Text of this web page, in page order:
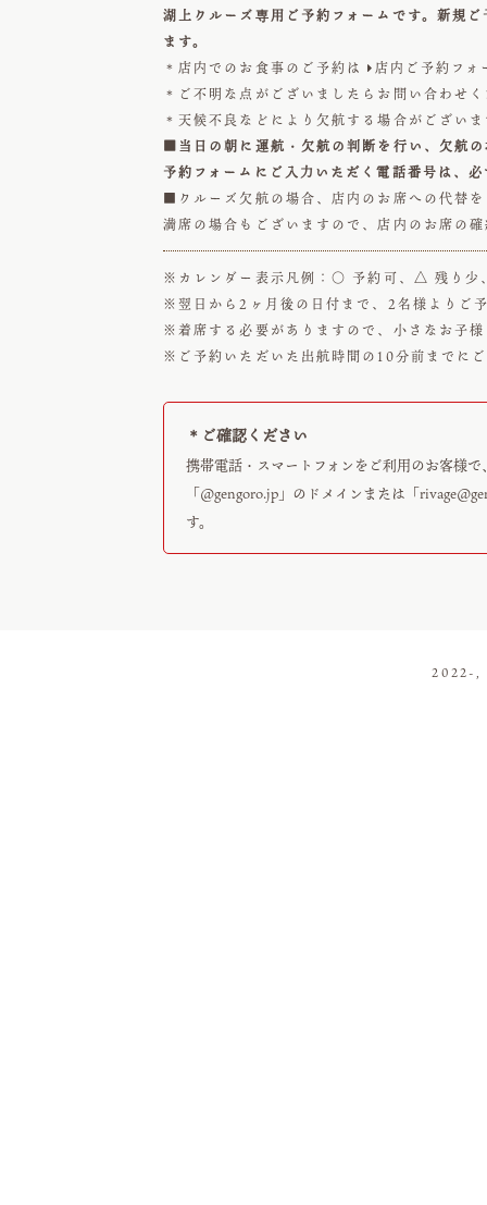
湖上クルーズ専用ご予約フォームです。新規
ます。
＊店内でのお食事のご予約は 店内ご予約フォ
＊ご不明な点がございましたらお問い合わせ
＊天候不良などにより欠航する場合がござい
■当日の朝に運航・欠航の判断を行い、欠航
予約フォームにご入力いただく電話番号は、
■クルーズ欠航の場合、店内のお席への代替
満席の場合もございますので、店内のお席の
※カレンダー表示凡例：○ 予約可、△ 残り少
※翌日から2ヶ月後の日付まで、2名様よりご
※着席する必要がありますので、小さなお子
※ご予約いただいた出航時間の10分前までに
＊ご確認ください
携帯電話・スマートフォンをご利用のお客様
「@gengoro.jp」のドメインまたは「
す。
2022-,